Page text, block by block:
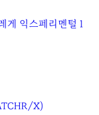
게 익스페리멘털 1
X)